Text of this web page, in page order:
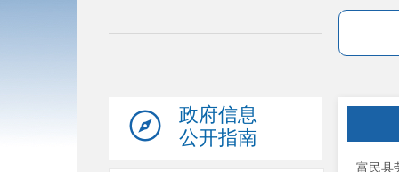
政府信息
公开指南
富民县